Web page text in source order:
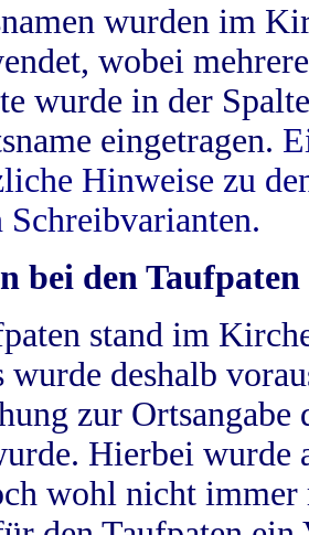
wurden im
wobei
wurde in der
eingetragen.
Hinweise zu
Schreibvarianten.
bei den Taufpaten
stand im
deshalb
zur
Hierbei wurde
wohl nicht